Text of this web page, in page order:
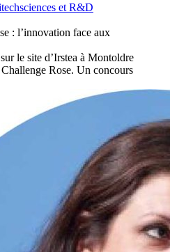
sciences et R&D
: l’innovation face aux
le site d’Irstea à Montoldre
Rose. Un concours